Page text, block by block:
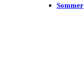
Sommer